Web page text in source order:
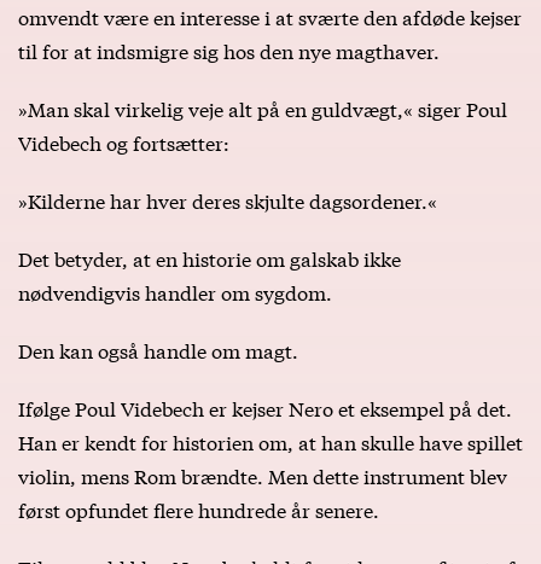
omvendt være en interesse i at sværte den afdøde kejser
til for at indsmigre sig hos den nye magthaver.
»Man skal virkelig veje alt på en guldvægt,« siger Poul
Videbech og fortsætter:
»Kilderne har hver deres skjulte dagsordener.«
Det betyder, at en historie om galskab ikke
nødvendigvis handler om sygdom.
Den kan også handle om magt.
Ifølge Poul Videbech er kejser Nero et eksempel på det.
Han er kendt for historien om, at han skulle have spillet
violin, mens Rom brændte. Men dette instrument blev
først opfundet flere hundrede år senere.